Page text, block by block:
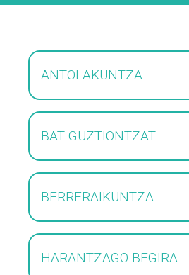
ANTOLAKUNTZA
BAT GUZTIONTZAT
BERRERAIKUNTZA
HARANTZAGO BEGIRA